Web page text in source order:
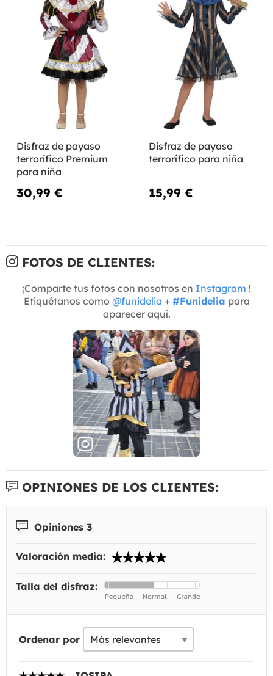
Disfraz de payaso
terrorífico Premium
para niña
30,99 €
Disfraz de payaso
terrorífico para niña
15,99 €
FOTOS DE CLIENTES:
¡Comparte tus fotos con nosotros en Instagram !
Etiquétanos como @funidelia + #Funidelia para
aparecer aquí.
OPINIONES DE LOS CLIENTES:
Opiniones 3
Valoración media:
Talla del disfraz:
Ordenar por